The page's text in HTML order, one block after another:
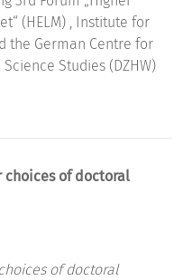
(HELM) , Institute for
the German Centre for
Studies (DZHW)
of doctoral
of doctoral